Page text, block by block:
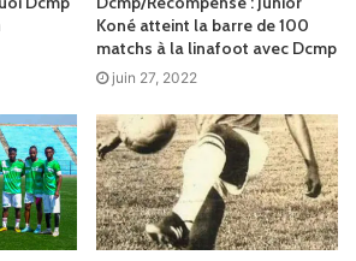
Koné atteint la barre de 100
matchs à la linafoot avec Dcmp
juin 27, 2022